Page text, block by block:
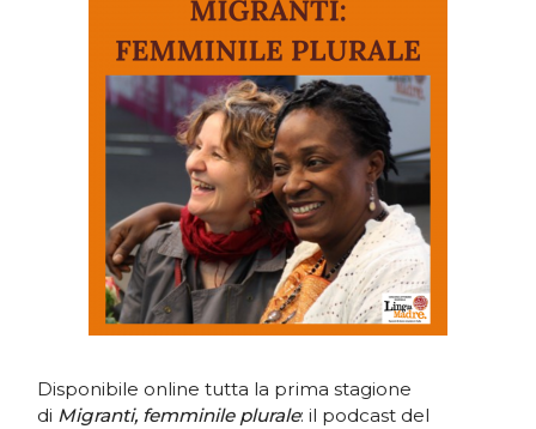
Disponibile online tutta la prima stagione
di Migranti, femminile plurale: il podcast del